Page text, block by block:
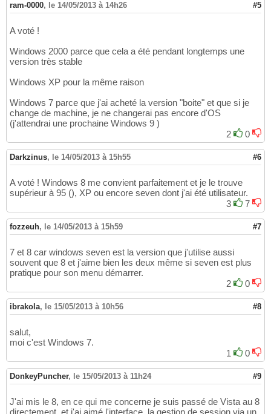
ram-0000, le 14/05/2013 à 14h26 #5
A voté !
Windows 2000 parce que cela a été pendant longtemps une
version très stable
Windows XP pour la même raison
Windows 7 parce que j'ai acheté la version "boite" et que si je
change de machine, je ne changerai pas encore d'OS
(j'attendrai une prochaine Windows 9 )
2
0
Darkzinus, le 14/05/2013 à 15h55 #6
A voté ! Windows 8 me convient parfaitement et je le trouve
supérieur à 95 (), XP ou encore seven dont j'ai été utilisateur.
3
7
fozzeuh, le 14/05/2013 à 15h59 #7
7 et 8 car windows seven est la version que j'utilise aussi
souvent que 8 et j'aime bien les deux même si seven est plus
pratique pour son menu démarrer.
2
0
ibrakola, le 15/05/2013 à 10h56 #8
salut,
moi c'est Windows 7.
1
0
DonkeyPuncher, le 15/05/2013 à 11h24 #9
J'ai mis le 8, en ce qui me concerne je suis passé de Vista au 8